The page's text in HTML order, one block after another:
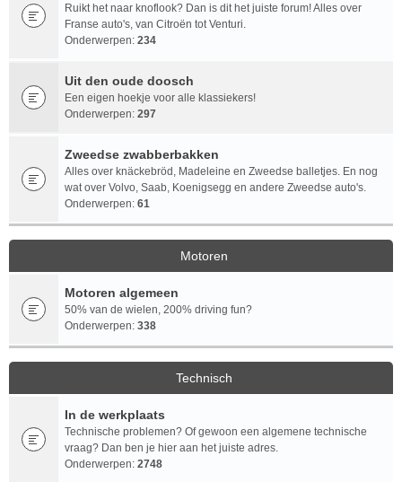
Ruikt het naar knoflook? Dan is dit het juiste forum! Alles over
Franse auto's, van Citroën tot Venturi.
Onderwerpen: 234
Uit den oude doosch
Een eigen hoekje voor alle klassiekers!
Onderwerpen: 297
Zweedse zwabberbakken
Alles over knäckebröd, Madeleine en Zweedse balletjes. En nog
wat over Volvo, Saab, Koenigsegg en andere Zweedse auto's.
Onderwerpen: 61
Motoren
Motoren algemeen
50% van de wielen, 200% driving fun?
Onderwerpen: 338
Technisch
In de werkplaats
Technische problemen? Of gewoon een algemene technische
vraag? Dan ben je hier aan het juiste adres.
Onderwerpen: 2748